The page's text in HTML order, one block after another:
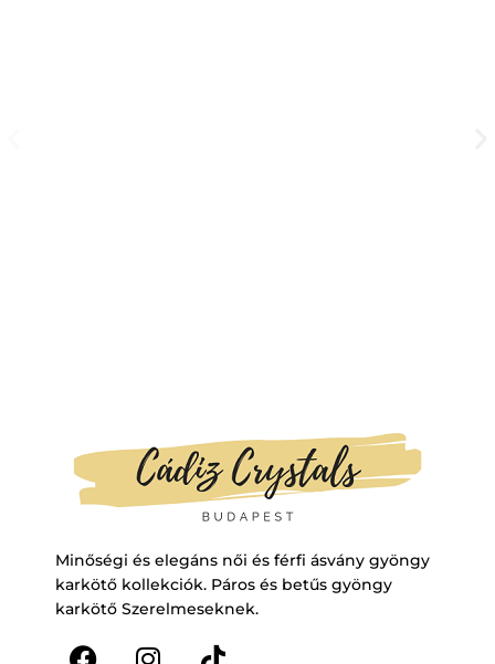
Minőségi és elegáns női és férfi ásvány gyöngy
karkötő kollekciók. Páros és betűs gyöngy
karkötő Szerelmeseknek.